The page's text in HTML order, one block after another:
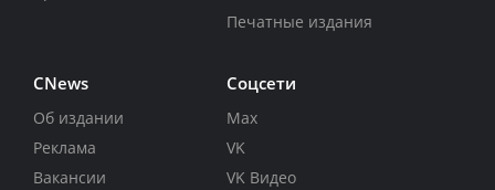
Печатные издания
CNews
Об издании
Реклама
Вакансии
Соцсети
Max
VK
VK Видео